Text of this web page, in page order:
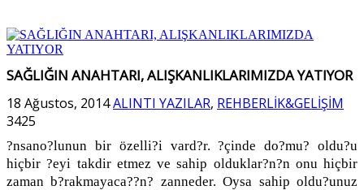
SAĞLIĞIN ANAHTARI, ALIŞKANLIKLARIMIZDA YATIYOR
18 Ağustos, 2014ALINTI YAZILAR, REHBERLİK&GELİŞİM
3425
?nsano?lunun bir özelli?i vard?r. ?çinde do?mu? oldu?u
hiçbir ?eyi takdir etmez ve sahip olduklar?n?n onu hiçbir
zaman b?rakmayaca??n? zanneder. Oysa sahip oldu?unuz